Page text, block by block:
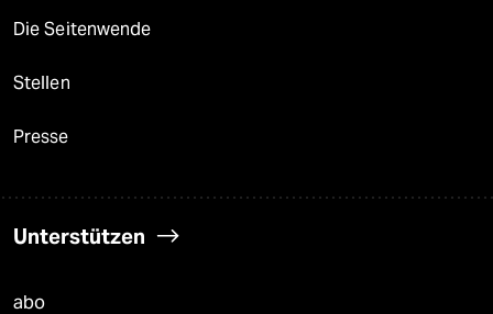
Die Seitenwende
Stellen
Presse
Unterstützen
abo